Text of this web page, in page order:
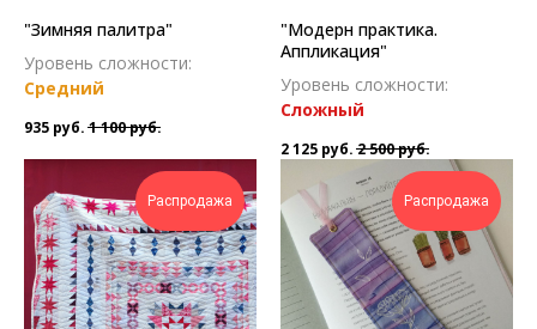
"Зимняя палитра"
Уровень сложности:
Средний
935 руб. 1 100руб.
"Модерн практика.
Аппликация"
Уровень сложности:
Сложн ый
2 125 руб. 2 500руб.
Распродажа Распродажа